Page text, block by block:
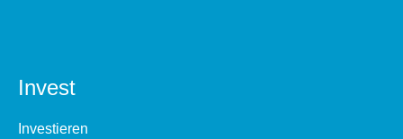
Invest
Investieren